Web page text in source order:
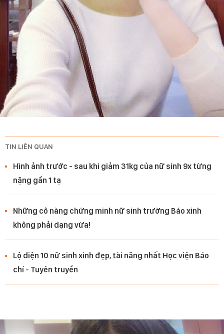
TIN LIÊN QUAN
Hình ảnh trước - sau khi giảm 31kg của nữ sinh 9x từng
nặng gần 1 tạ
Những cô nàng chứng minh nữ sinh trường Báo xinh
không phải dạng vừa!
Lộ diện 10 nữ sinh xinh đẹp, tài năng nhất Học viện Báo
chí - Tuyên truyền